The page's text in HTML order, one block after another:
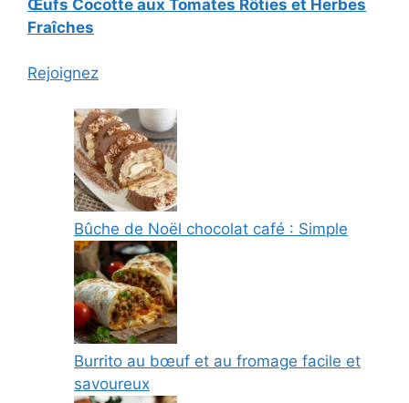
Œufs Cocotte aux Tomates Rôties et Herbes
Fraîches
Rejoignez
Bûche de Noël chocolat café : Simple
Burrito au bœuf et au fromage facile et
savoureux